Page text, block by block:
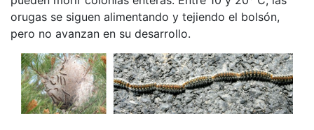
orugas se siguen alimentando y tejiendo el bolsón,
pero no avanzan en su desarrollo.